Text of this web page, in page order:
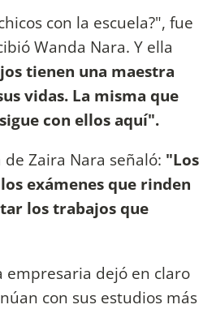
con la escuela?", fue
Wanda Nara. Y ella
tienen una maestra
vidas. La misma que
con ellos aquí".
Zaira Nara señaló: "Los
exámenes que rinden
los trabajos que
empresaria dejó en claro
con sus estudios más